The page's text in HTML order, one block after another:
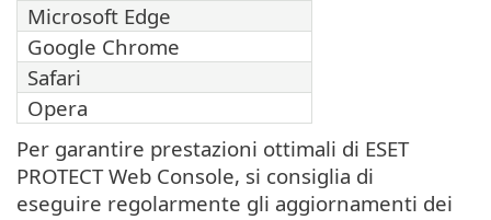
Microsoft Edge
Google Chrome
Safari
Opera
Per garantire prestazioni ottimali di ESET
PROTECT Web Console, si consiglia di
eseguire regolarmente gli aggiornamenti dei